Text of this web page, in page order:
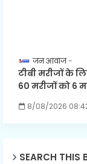
जन आवाज
टीबी मरीजों के
60 मरीजों को 6
8/08/2026
SEARCH THIS